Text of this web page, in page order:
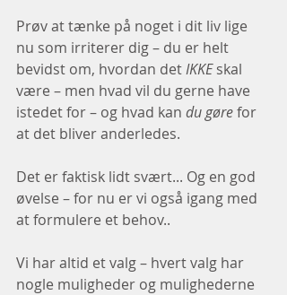
Prøv at tænke på noget i dit liv lige
nu som irriterer dig – du er helt
bevidst om, hvordan det IKKE skal
være – men hvad vil du gerne have
istedet for – og hvad kan du gøre for
at det bliver anderledes.
Det er faktisk lidt svært... Og en god
øvelse – for nu er vi også igang med
at formulere et behov..
Vi har altid et valg – hvert valg har
nogle muligheder og mulighederne